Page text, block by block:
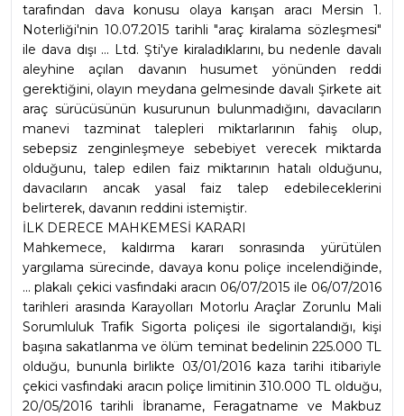
tarafından dava konusu olaya karışan aracı Mersin 1.
Noterliği'nin 10.07.2015 tarihli "araç kiralama sözleşmesi"
ile dava dışı ... Ltd. Şti'ye kiraladıklarını, bu nedenle davalı
aleyhine açılan davanın husumet yönünden reddi
gerektiğini, olayın meydana gelmesinde davalı Şirkete ait
araç sürücüsünün kusurunun bulunmadığını, davacıların
manevi tazminat talepleri miktarlarının fahiş olup,
sebepsiz zenginleşmeye sebebiyet verecek miktarda
olduğunu, talep edilen faiz miktarının hatalı olduğunu,
davacıların ancak yasal faiz talep edebileceklerini
belirterek, davanın reddini istemiştir.
İLK DERECE MAHKEMESİ KARARI
Mahkemece, kaldırma kararı sonrasında yürütülen
yargılama sürecinde, davaya konu poliçe incelendiğinde,
... plakalı çekici vasfındaki aracın 06/07/2015 ile 06/07/2016
tarihleri arasında Karayolları Motorlu Araçlar Zorunlu Mali
Sorumluluk Trafik Sigorta poliçesi ile sigortalandığı, kişi
başına sakatlanma ve ölüm teminat bedelinin 225.000 TL
olduğu, bununla birlikte 03/01/2016 kaza tarihi itibariyle
çekici vasfındaki aracın poliçe limitinin 310.000 TL olduğu,
20/05/2016 tarihli İbraname, Feragatname ve Makbuz